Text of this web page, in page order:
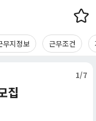
무지정보 근무조건
1/7
집